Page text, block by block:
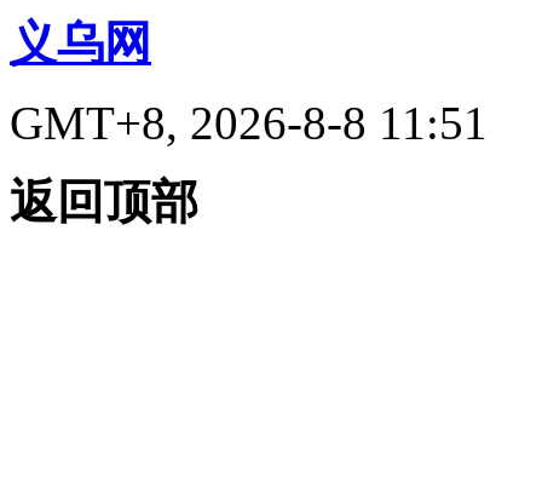
义乌网
GMT+8, 2026-8-8 11:51
返回顶部